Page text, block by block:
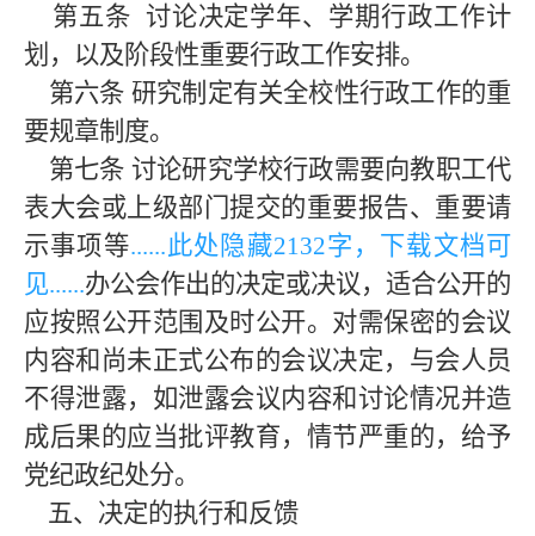
第五条 讨论决定学年、学期行政工作计
划，以及阶段性重要行政工作安排。
第六条 研究制定有关全校性行政工作的重
要规章制度。
第七条 讨论研究学校行政需要向教职工代
表大会或上级部门提交的重要报告、重要请
示事项等......此处隐藏2132字，下载文档可
见......办公会作出的决定或决议，适合公开的
应按照公开范围及时公开。对需保密的会议
内容和尚未正式公布的会议决定，与会人员
不得泄露，如泄露会议内容和讨论情况并造
成后果的应当批评教育，情节严重的，给予
党纪政纪处分。
五、决定的执行和反馈